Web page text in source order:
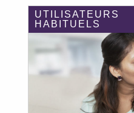
UTILISATEURS
HABITUELS